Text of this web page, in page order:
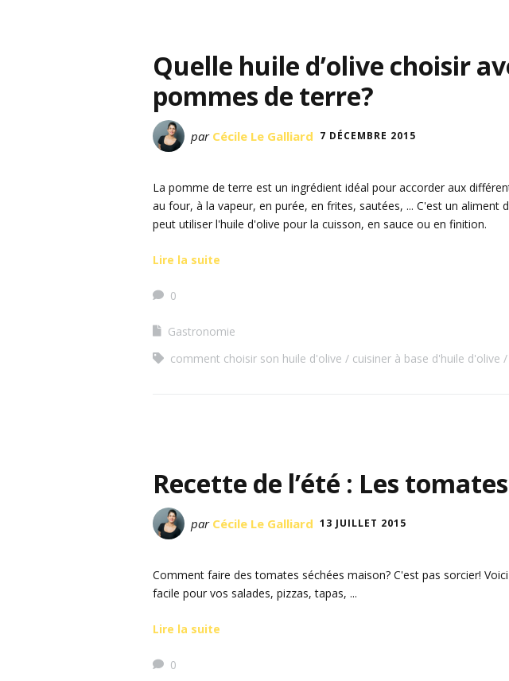
Quelle huile d’olive choisir
pommes de terre?
par Cécile Le Galliard 7 DÉCEMBRE 2015
La pomme de terre est un ingrédient idéal pour accorder aux
au four, à la vapeur, en purée, en frites, sautées, ... C'est un aliment
peut utiliser l'huile d'olive pour la cuisson, en sauce ou en finition.
Lire la suite
0
Gastronomie
comment choisir son huile d'olive
cuisiner à base d'huile d'olive
Recette de l’été : Les
par Cécile Le Galliard 13 JUILLET 2015
Comment faire des tomates séchées maison? C'est pas sorcier!
facile pour vos salades, pizzas, tapas, ...
Lire la suite
0